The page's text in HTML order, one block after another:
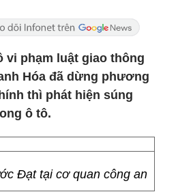
vi phạm luật giao thông
Hóa đã dừng phương
thì phát hiện súng
ô tô.
Đạt tại cơ quan công an